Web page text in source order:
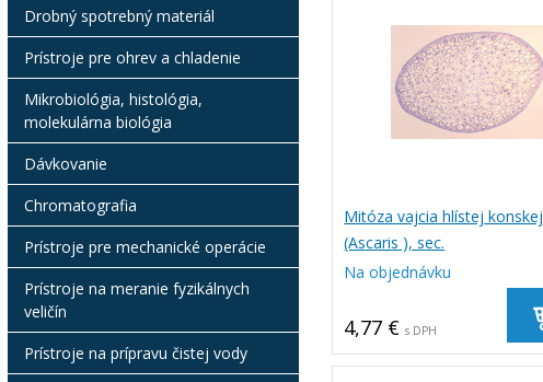
Mitóza vajcia hlístej konskej
(Ascaris ), sec.
Na objednávku
4,77 € s DPH
Drobný spotrebný materiál
Prístroje pre ohrev a chladenie
Mikrobiológia, histológia,
molekulárna biológia
Dávkovanie
Chromatografia
Prístroje pre mechanické operácie
Prístroje na meranie fyzikálnych
veličín
Prístroje na prípravu čistej vody